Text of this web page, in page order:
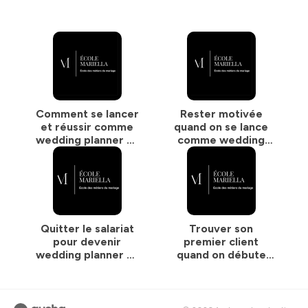
📲 Instagram →
https://www.instagram.com/ecole.mariella/
📍 100 % en ligne + pratique en présentiel à Nîmes · École
certifiée Qualiopi
Hébergé par Ausha. Visitez
ausha.co/politique-de-
confidentialitepour plus d'informations.
Comment se lancer
et réussir comme
wedding planner —
avec Mathilde
Rester motivée
quand on se lance
comme wedding
planner — avec
Julie
Quitter le salariat
pour devenir
wedding planner —
Trouver son
premier client
quand on débute